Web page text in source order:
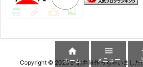
Copyright © 2026 e-お弁当作っちゃいました!

ホーム

メニュー